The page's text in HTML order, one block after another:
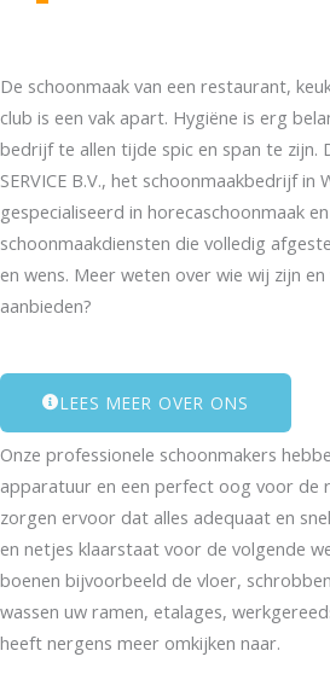
De schoonmaak van een restaurant,
club is een vak apart. Hygiëne is erg
bedrijf te allen tijde spic en span te zijn.
SERVICE B.V., het schoonmaakbedrijf in
gespecialiseerd in horecaschoonmaak
schoonmaakdiensten die volledig
en wens. Meer weten over wie wij zijn
aanbieden?
LEES MEER OVER ONS
Onze professionele schoonmakers
apparatuur en een perfect oog voor de
zorgen ervoor dat alles adequaat en
en netjes klaarstaat voor de volgende
boenen bijvoorbeeld de vloer,
wassen uw ramen, etalages,
heeft nergens meer omkijken naar.